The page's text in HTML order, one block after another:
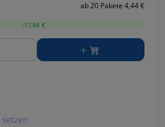
ab 20 Pakete 4,44 €
-11,66 €